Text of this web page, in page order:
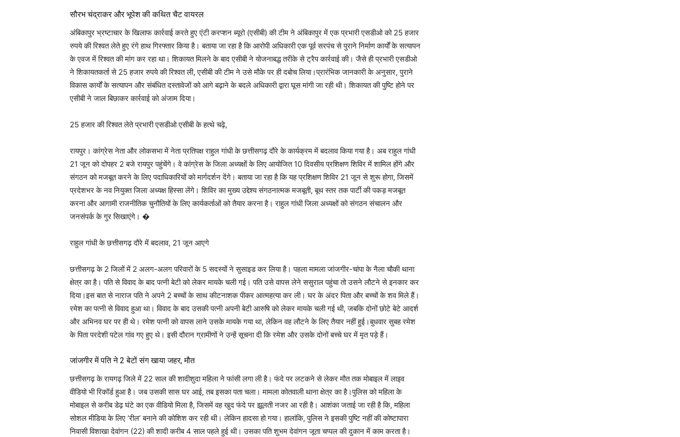
सौरभ चंद्राकर और भूपेश की कथित चैट वायरल
अंबिकापुर भ्रष्टाचार के खिलाफ कार्रवाई करते हुए एंटी करप्शन ब्यूरो (एसीबी) की टीम ने अंबिकापुर में एक प्रभारी एसडीओ को 25 हजार
रुपये की रिश्वत लेते हुए रंगे हाथ गिरफ्तार किया है। बताया जा रहा है कि आरोपी अधिकारी एक पूर्व सरपंच से पुराने निर्माण कार्यों के सत्यापन
के एवज में रिश्वत की मांग कर रहा था। शिकायत मिलने के बाद एसीबी ने योजनाबद्ध तरीके से ट्रैप कार्रवाई की। जैसे ही प्रभारी एसडीओ
ने शिकायतकर्ता से 25 हजार रुपये की रिश्वत ली, एसीबी की टीम ने उसे मौके पर ही दबोच लिया।प्रारंभिक जानकारी के अनुसार, पुराने
विकास कार्यों के सत्यापन और संबंधित दस्तावेजों को आगे बढ़ाने के बदले अधिकारी द्वारा घूस मांगी जा रही थी। शिकायत की पुष्टि होने पर
एसीबी ने जाल बिछाकर कार्रवाई को अंजाम दिया।
25 हजार की रिश्वत लेते प्रभारी एसडीओ एसीबी के हत्थे चढ़े,
रायपुर। कांग्रेस नेता और लोकसभा में नेता प्रतिपक्ष राहुल गांधी के छत्तीसगढ़ दौरे के कार्यक्रम में बदलाव किया गया है। अब राहुल गांधी
21 जून को दोपहर 2 बजे रायपुर पहुंचेंगे। वे कांग्रेस के जिला अध्यक्षों के लिए आयोजित 10 दिवसीय प्रशिक्षण शिविर में शामिल होंगे और
संगठन को मजबूत करने के लिए पदाधिकारियों को मार्गदर्शन देंगे। बताया जा रहा है कि यह प्रशिक्षण शिविर 21 जून से शुरू होगा, जिसमें
प्रदेशभर के नव नियुक्त जिला अध्यक्ष हिस्सा लेंगे। शिविर का मुख्य उद्देश्य संगठनात्मक मजबूती, बूथ स्तर तक पार्टी की पकड़ मजबूत
करना और आगामी राजनीतिक चुनौतियों के लिए कार्यकर्ताओं को तैयार करना है। राहुल गांधी जिला अध्यक्षों को संगठन संचालन और
जनसंपर्क के गुर सिखाएंगे। �
राहुल गांधी के छत्तीसगढ़ दौरे में बदलाव, 21 जून आएगे
छत्तीसगढ़ के 2 जिलों में 2 अलग-अलग परिवारों के 5 सदस्यों ने सुसाइड कर लिया है। पहला मामला जांजगीर-चांपा के नैला चौकी थाना
क्षेत्र का है। पति से विवाद के बाद पत्नी बेटी को लेकर मायके चली गई। पति उसे वापस लेने ससुराल पहुंचा तो उसने लौटने से इनकार कर
दिया।इस बात से नाराज पति ने अपने 2 बच्चों के सा​थ कीटनाशक पीकर आत्महत्या कर ली। घर के अंदर पिता और बच्चों के शव मिले हैं।
रमेश का पत्नी से विवाद हुआ था। विवाद के बाद उसकी पत्नी अपनी बेटी आरुषि को लेकर मायके चली गई थी, जबकि दोनों छोटे बेटे आदर्श
और अभिनव घर पर ही थे। रमेश पत्नी को वापस लाने उसके मायके गया था, लेकिन वह लौटने के लिए तैयार नहीं हुई।बुधवार सुबह रमेश
के पिता परदेशी पटेल गांव गए हुए थे। इसी दौरान ग्रामीणों ने उन्हें सूचना दी कि रमेश और उसके दोनों बच्चे घर में मृत पड़े हैं।
जांजगीर में पति ने 2 बेटों संग खाया जहर, मौत
छत्तीसगढ़ के रायगढ़ जिले में 22 साल की शादीशुदा महिला ने फांसी लगा ली है। फंदे पर लटकने से लेकर मौत तक मोबाइल में लाइव
वीडियो भी रिकॉर्ड हुआ है। जब उसकी सास घर आई, तब इसका पता चला। मामला कोतवाली थाना क्षेत्र का है।पुलिस को महिला के
मोबाइल से करीब डेढ़ घंटे का एक वीडियो मिला है, जिसमें वह खुद फंदे पर झूलती नजर आ रही है। आशंका जताई जा रही है कि, महिला
सोशल मीडिया के लिए ‘रील’ बनाने की कोशिश कर रही थी। लेकिन हादसा हो गया। हालांकि, पुलिस ने इसकी पुष्टि नहीं की कोष्टापारा
निवासी विशाखा देवांगन (22) की शादी करीब 4 साल पहले हुई थी। उसका पति शुभम देवांगन जूता चप्पल की दुकान में काम करता है।